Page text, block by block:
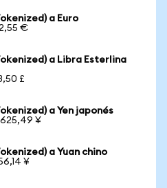
a Euro
€
a Libra Esterlina
£
a Yen japonés
¥
a Yuan chino
¥